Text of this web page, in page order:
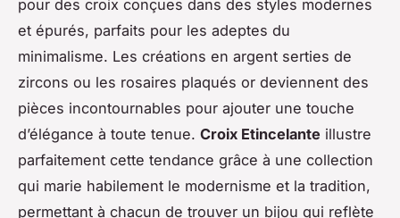
pour des croix conçues dans des styles modernes
et épurés, parfaits pour les adeptes du
minimalisme. Les créations en argent serties de
zircons ou les rosaires plaqués or deviennent des
pièces incontournables pour ajouter une touche
d’élégance à toute tenue. Croix Etincelante illustre
parfaitement cette tendance grâce à une collection
qui marie habilement le modernisme et la tradition,
permettant à chacun de trouver un bijou qui reflète